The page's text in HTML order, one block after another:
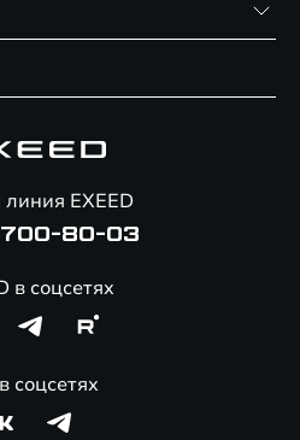
линия EXEED
80-03
в соцсетях
соцсетях